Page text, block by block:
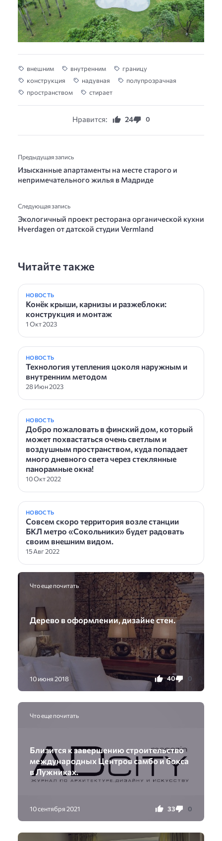
внешним внутренним
границу
конструкция
надувная
полупрозрачная
пространством
стирает
Нравится: 24 0
Предыдущая запись
Изысканные апартаменты на месте старого и
непримечательного жилья в Мадриде
Следующая запись
Экологичный проект ресторана органической кухни
Hverdagen от датской студии Vermland
Читайте также
НОВОСТЬ
Конёк крыши, карнизы и разжеблоки:
конструкция и монтаж
1 Окт 2023
НОВОСТЬ
Технология утепления цоколя наружным и
внутренним методом
28 Июн 2023
НОВОСТЬ
Добро пожаловать в финский дом, который
может похвастаться очень светлым и
воздушным пространством, куда попадает
много дневного света через стеклянные
панорамные окна!
10 Окт 2022
НОВОСТЬ
Совсем скоро территория возле станции
БКЛ метро «Сокольники» будет радовать
своим внешним видом.
15 Авг 2022
Что еще почитать
Дерево в оформлении, дизайне стен.
10 июня 2018 40 0
Что еще почитать
Близится к завершению строительство
международных Центров самбо и бокса
в Лужниках.
10 сентября 2021 33 0